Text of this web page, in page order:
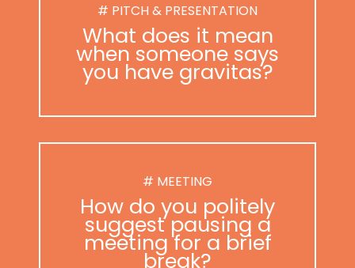
# PITCH & PRESENTATION
What does it mean
when someone says
you have gravitas?
# MEETING
How do you politely
suggest pausing a
meeting for a brief
break?